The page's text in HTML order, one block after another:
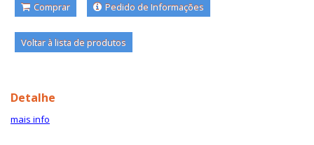
Comprar Pedido de Informações
Voltar à lista de produtos
Detalhe
mais info